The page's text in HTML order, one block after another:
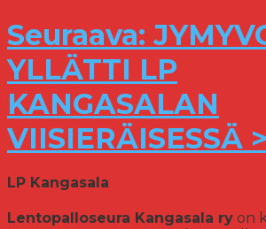
Seuraava:
YLLÄTTI LP
KANGASALAN
VIISIERÄISESSÄ >
LP Kangasala
Lentopalloseura Kangasala ry on